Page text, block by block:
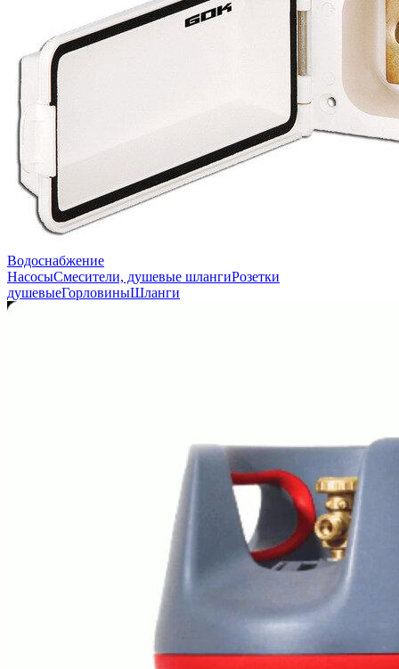
Водоснабжение
НасосыСмесители, душевые шлангиРозетки
душевыеГорловиныШланги